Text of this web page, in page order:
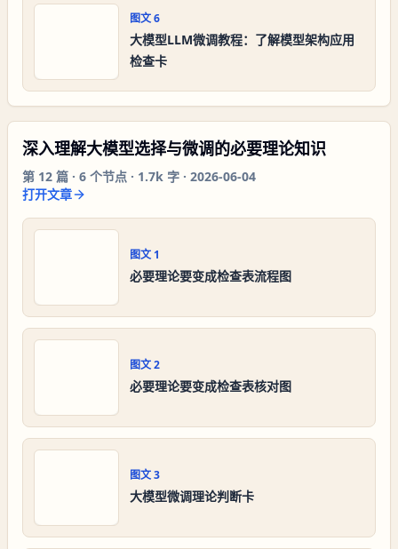
图文6
大模型LLM微调教程：了解模型架构应用
检查卡
深入理解大模型选择与微调的必要理论知识
第 12 篇 · 6 个节点 · 1.7k 字 · 2026-06-04
打开文章
图文 1
必要理论要变成检查表流程图
图文2
必要理论要变成检查表核对图
图文3
大模型微调理论判断卡